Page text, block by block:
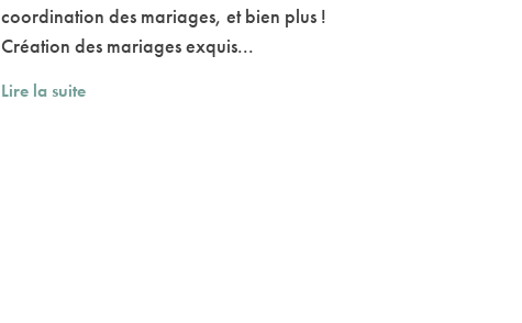
coordination des mariages, et bien plus !
Création des mariages exquis...
Lire la suite